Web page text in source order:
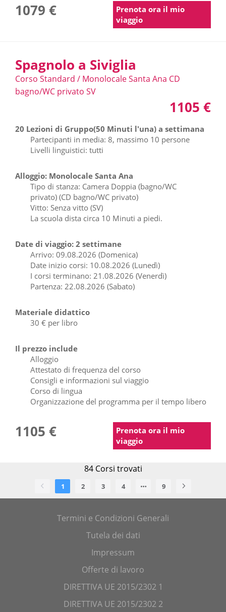
1079 €
Prenota ora il mio
viaggio
Spagnolo a Siviglia
Corso Standard / Monolocale Santa Ana CD
bagno/WC privato SV
1105 €
20 Lezioni di Gruppo(50 Minuti l'una) a settimana
Partecipanti in media: 8, massimo 10 persone
Livelli linguistici: tutti
Alloggio: Monolocale Santa Ana
Tipo di stanza: Camera Doppia (bagno/WC
privato) (CD bagno/WC privato)
Vitto: Senza vitto (SV)
La scuola dista circa 10 Minuti a piedi.
Date di viaggio: 2 settimane
Arrivo: 09.08.2026 (Domenica)
Date inizio corsi: 10.08.2026 (Lunedì)
I corsi terminano: 21.08.2026 (Venerdì)
Partenza: 22.08.2026 (Sabato)
Materiale didattico
30 € per libro
Il prezzo include
Alloggio
Attestato di frequenza del corso
Consigli e informazioni sul viaggio
Corso di lingua
Organizzazione del programma per il tempo libero
1105 €
Prenota ora il mio
viaggio
84Corsi trovati
1 2 3 4 9
Termini e Condizioni Generali
Tutela dei dati
Impressum
Offerte di lavoro
DIRETTIVA UE 2015/2302 1
DIRETTIVA UE 2015/2302 2